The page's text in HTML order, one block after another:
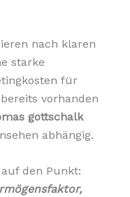
nach klaren
starke
für
vorhanden
gottschalk
abhängig.
den Punkt: